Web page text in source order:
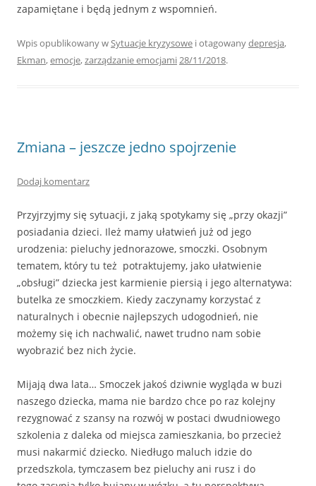
zapamiętane i będą jednym z wspomnień.
Wpis opublikowany wSytuacje kryzysowe i otagowanydepresja,
Ekman,emocje,zarządzanie emocjami28/11/2018.
Zmiana – jeszcze jedno spojrzenie
Dodaj komentarz
Przyjrzyjmy się sytuacji, z jaką spotykamy się „przy okazji”
posiadania dzieci. Ileż mamy ułatwień już od jego
urodzenia: pieluchy jednorazowe, smoczki. Osobnym
tematem, który tu też potraktujemy, jako ułatwienie
„obsługi” dziecka jest karmienie piersią i jego alternatywa:
butelka ze smoczkiem. Kiedy zaczynamy korzystać z
naturalnych i obecnie najlepszych udogodnień, nie
możemy się ich nachwalić, nawet trudno nam sobie
wyobrazić bez nich życie.
Mijają dwa lata… Smoczek jakoś dziwnie wygląda w buzi
naszego dziecka, mama nie bardzo chce po raz kolejny
rezygnować z szansy na rozwój w postaci dwudniowego
szkolenia z daleka od miejsca zamieszkania, bo przecież
musi nakarmić dziecko. Niedługo maluch idzie do
przedszkola, tymczasem bez pieluchy ani rusz i do